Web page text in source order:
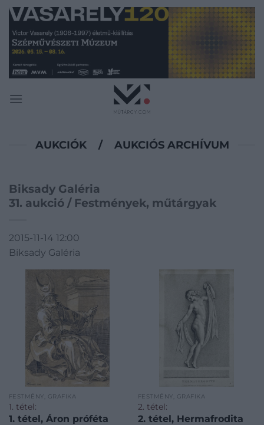
Skip
content
AUKCIÓK / AUKCIÓS ARCHÍVUM
Biksady Galéria
31. aukció / Festmények, műtárgyak
2015-11-14 12:00
Biksady Galéria
FESTMÉNY, GRAFIKA
1. tétel:
1. tétel, Áron próféta
FESTMÉNY, GRAFIKA
2. tétel:
2. tétel, Hermafrodita